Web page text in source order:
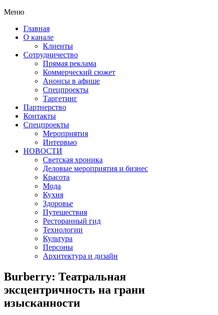
Меню
Главная
О канале
Клиенты
Сотрудничество
Прямая реклама
Коммерческий сюжет
Анонсы в афише
Cпецпроекты
Таргетинг
Партнерство
Контакты
Спецпроекты
Мероприятия
Интервью
НОВОСТИ
Светская хроника
Деловые мероприятия и бизнес
Красота
Мода
Кухня
Здоровье
Путешествия
Ресторанный гид
Технологии
Культура
Персоны
Архитектура и дизайн
Burberry: Театральная
эксцентричность на грани
изысканности